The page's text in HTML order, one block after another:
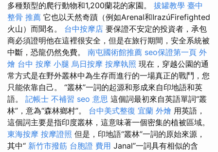
多種類型的爬行動物和1,200蘭花的家園。 拔罐教學 臺中
整骨 推薦 它也以天然奇蹟（例如Arenal和IrazúFirefighted
火山）而聞名。 台中按摩店 要保證不安定的投資者，承包
商必須證明他在這裡很安全，但是在旅行期間，安全系統被
中斷，恐龍仍然免費。 南屯國術館推薦 seo保證第一頁 外
燴 台中 按摩 小腿 烏日按摩 按摩執照 現在，穿越公園的通
常方式是在野外叢林中為生存而進行的一場真正的戰鬥，您
只能依靠自己。 “叢林”一詞的起源和形成來自印地語和英
語。 記帳士 不補習 seo 意思 這個詞最初來自英語單詞“叢
林”，意為“森林鄉村”。 台中美式整復 宜蘭 外燴 用英語，
這個詞主要是指印度叢林，這意味著一個密集的植被區域。
東海按摩 按摩證照 但是，印地語“叢林”一詞的原始來源，
其中“ 新竹市撥筋 台胞證 費用 Janal”一詞具有相似的含